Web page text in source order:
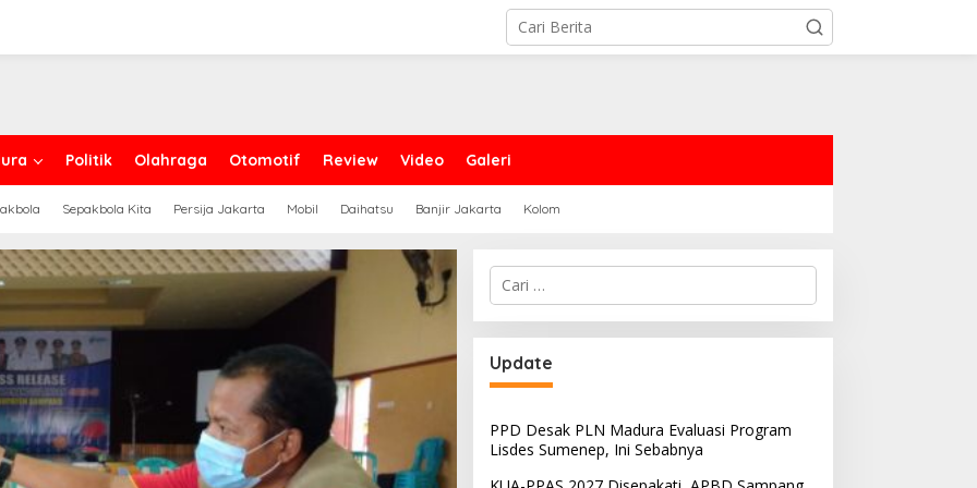
Politik Olahraga Otomotif Review Video Galeri
Sepakbola Kita Persija Jakarta Mobil Daihatsu Banjir Jakarta Kolom
Cari
untuk:
Update
PPD Desak PLN Madura Evaluasi Program
Lisdes Sumenep, Ini Sebabnya